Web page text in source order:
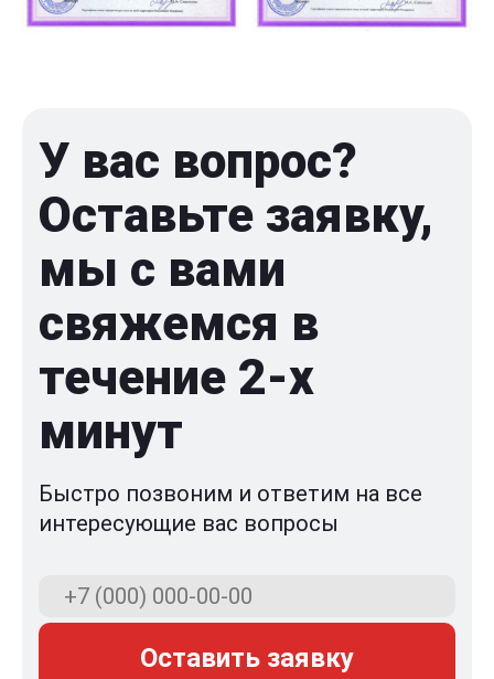
У вас вопрос?
Оставьте заявку,
мы с вами
свяжемся в
течение 2-x
минут
Быстро позвоним и ответим на все
интересующие вас вопросы
Оставить заявку